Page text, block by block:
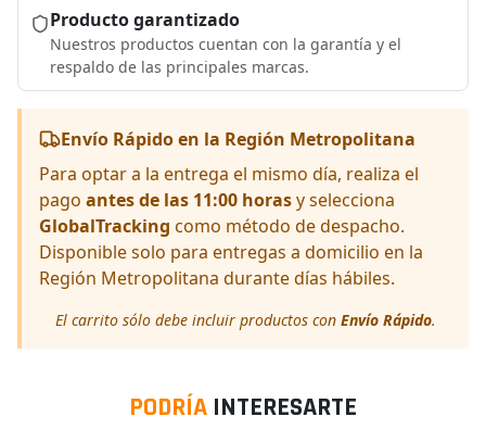
Producto garantizado
Nuestros productos cuentan con la garantía y el
respaldo de las principales marcas.
Envío Rápido en la Región Metropolitana
Para optar a la entrega el mismo día, realiza el
pago antes de las 11:00 horasy selecciona
GlobalTracking como método de despacho.
Disponible solo para entregas a domicilio en la
Región Metropolitana durante días hábiles.
El carrito sólo debe incluir productos con Envío Rápido.
PODRÍA INTERESARTE